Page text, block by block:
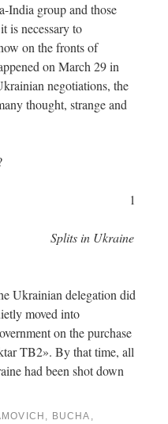
India group and those
is necessary to
on the fronts of
on March 29 in
negotiations, the
thought, strange and
Ukrainian delegation did
moved into
on the purchase
TB2». By that time, all
had been shot down
, BUCHA ,